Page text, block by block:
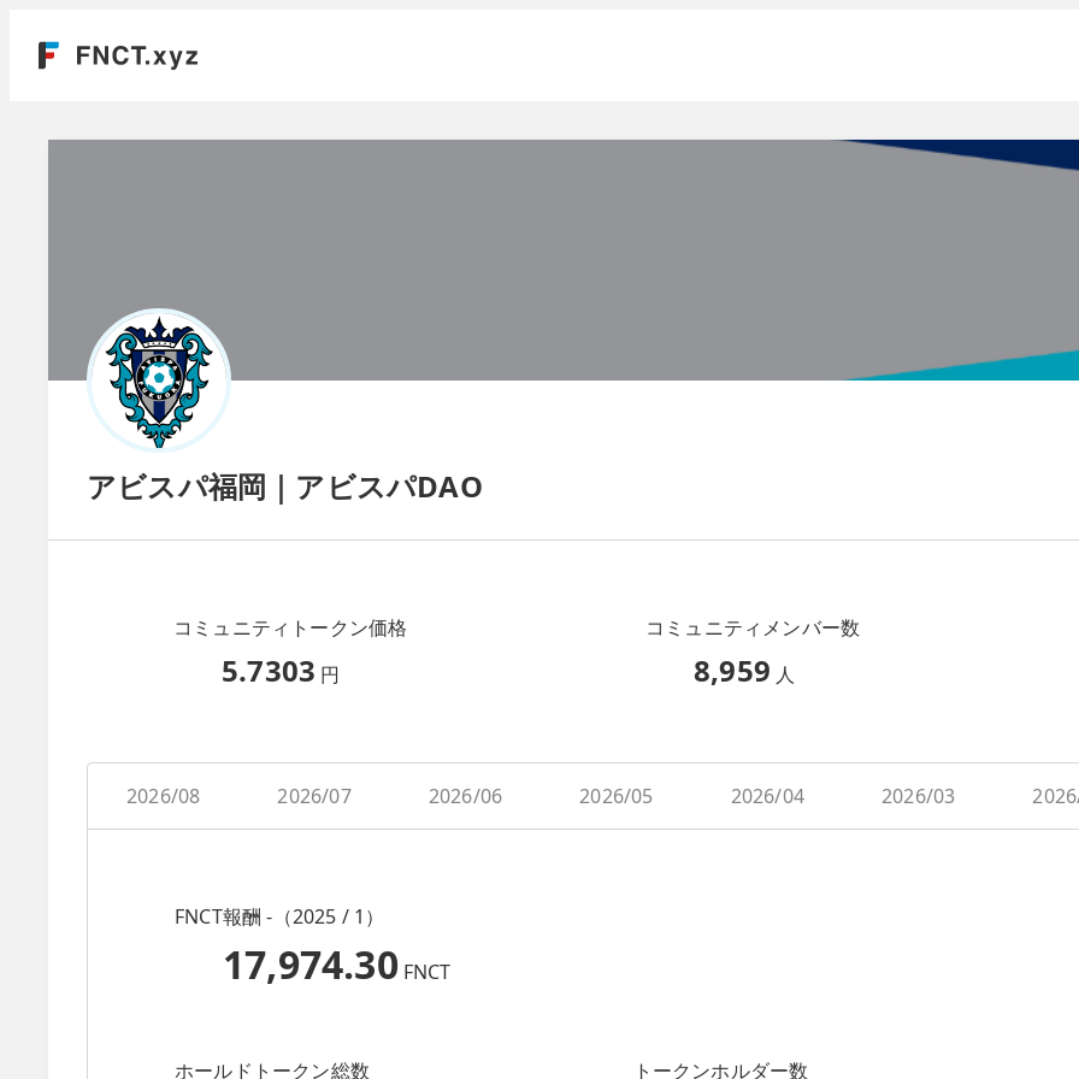
アビスパ福岡｜アビスパDAO
コミュニティトークン価格
5.7303 円
コミュニティメンバー数
8,959 人
2026/08 2026/07 2026/06 2026/05 2026/04 2026/03
FNCT報酬 -（2025 / 1）
17,974.30 FNCT
ホールドトークン総数 トークンホルダー数